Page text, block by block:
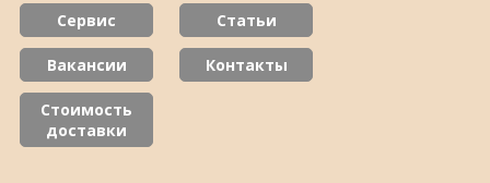
Сервис Статьи
Вакансии Контакты
Стоимость
доставки